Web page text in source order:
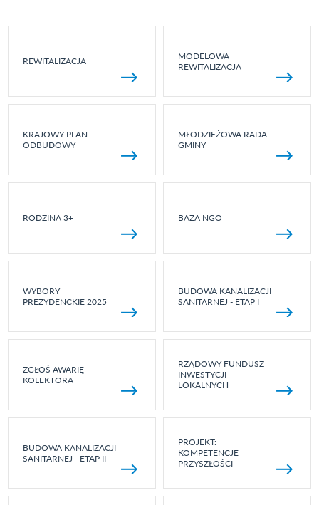
REWITALIZACJA
MODELOWA
REWITALIZACJA
KRAJOWY PLAN
ODBUDOWY
MŁODZIEŻOWA RADA
GMINY
RODZINA 3+ BAZA NGO
WYBORY
PREZYDENCKIE 2025
BUDOWA KANALIZACJI
SANITARNEJ - ETAP I
ZGŁOŚ AWARIĘ
KOLEKTORA
RZĄDOWY FUNDUSZ
INWESTYCJI
LOKALNYCH
BUDOWA KANALIZACJI
SANITARNEJ - ETAP II
PROJEKT:
KOMPETENCJE
PRZYSZŁOŚCI